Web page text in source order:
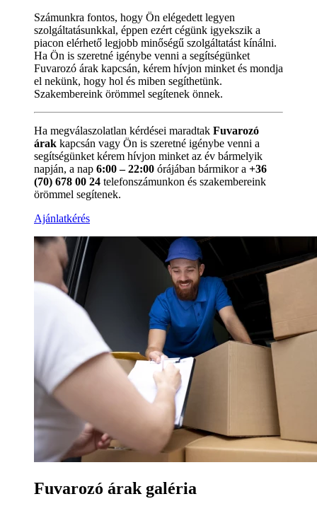
Számunkra fontos, hogy Ön elégedett legyen
szolgáltatásunkkal, éppen ezért cégünk igyekszik a
piacon elérhető legjobb minőségű szolgáltatást kínálni.
Ha Ön is szeretné igénybe venni a segítségünket
Fuvarozó árak kapcsán, kérem hívjon minket és mondja
el nekünk, hogy hol és miben segíthetünk.
Szakembereink örömmel segítenek önnek.
Ha megválaszolatlan kérdései maradtak Fuvarozó
árak kapcsán vagy Ön is szeretné igénybe venni a
segítségünket kérem hívjon minket az év bármelyik
napján, a nap 6:00 – 22:00 órájában bármikor a +36
(70) 678 00 24 telefonszámunkon és szakembereink
örömmel segítenek.
Ajánlatkérés
Fuvarozó árak galéria